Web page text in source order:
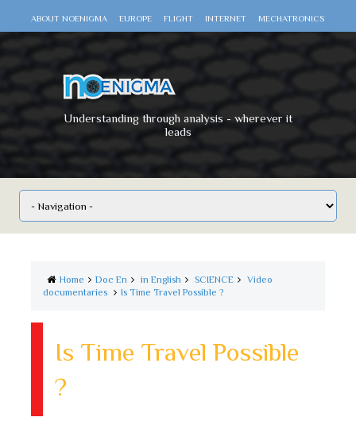
ABOUT NOENIGMA EUROPE FLIGHT INTERNET MECHATRONICS
Understanding through analysis - wherever it
leads
Home Doc En in English SCIENCE
Video
documentaries
Is Time Travel Possible ?
Is Time Travel Possible
?